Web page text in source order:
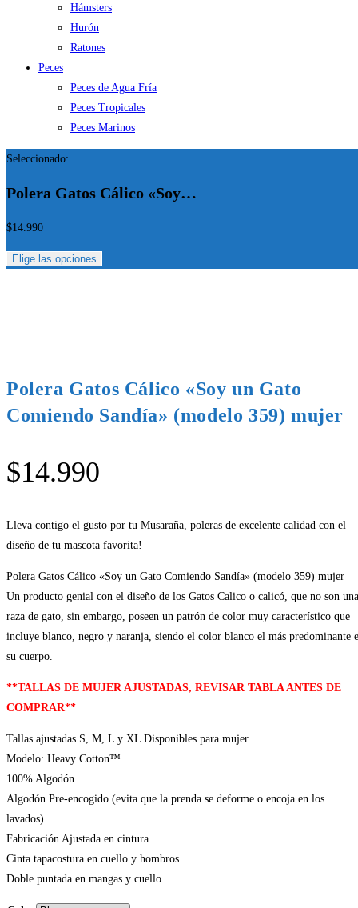
Hámsters
Hurón
Ratones
Peces
Peces de Agua Fría
Peces Tropicales
Peces Marinos
Seleccionado:
Polera Gatos Cálico «Soy…
$14.990
Elige las opciones
Polera Gatos Cálico «Soy un Gato
Comiendo Sandía» (modelo 359) mujer
$14.990
Lleva contigo el gusto por tu Musaraña, poleras de excelente calidad con el
diseño de tu mascota favorita!
Polera Gatos Cálico «Soy un Gato Comiendo Sandía» (modelo 359) mujer
Un producto genial con el diseño de los Gatos Calico o calicó, que no son una
raza de gato, sin embargo, poseen un patrón de color muy característico que
incluye blanco, negro y naranja, siendo el color blanco el más predominante
su cuerpo.
**TALLAS DE MUJER AJUSTADAS, REVISAR TABLA ANTES DE
COMPRAR**
Tallas ajustadas S, M, L y XL Disponibles para mujer
Modelo: Heavy Cotton™
100% Algodón
Algodón Pre-encogido (evita que la prenda se deforme o encoja en los
lavados)
Fabricación Ajustada en cintura
Cinta tapacostura en cuello y hombros
Doble puntada en mangas y cuello.